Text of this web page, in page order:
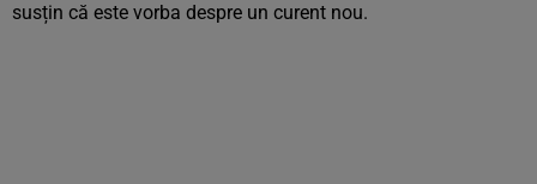
susțin că este vorba despre un curent nou.